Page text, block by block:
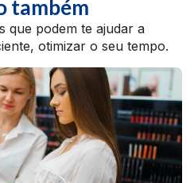
também
que podem te ajudar a
otimizar o seu tempo.